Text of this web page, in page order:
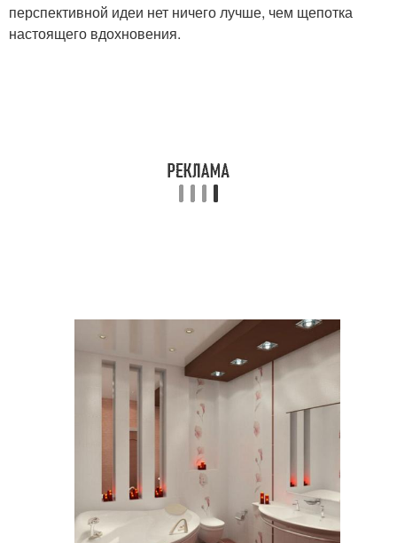
перспективной идеи нет ничего лучше, чем щепотка
настоящего вдохновения.